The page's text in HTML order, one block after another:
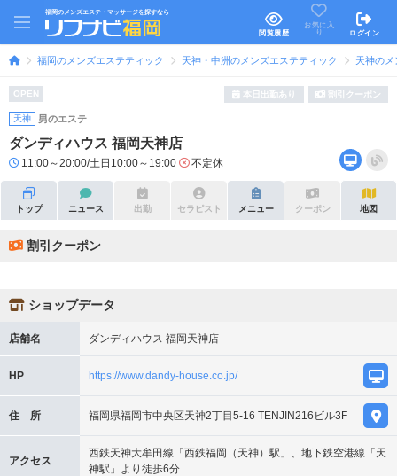
福岡のメンズエステ・マッサージを探すなら
閲覧履歴
お気に入
り
ログイン
福岡のメンズエステティック 天神・中洲のメンズエステティック 天神の
OPEN 本日出勤あり 割引クーポン
天神 男のエステ
ダンディハウス 福岡天神店
11:00～20:00/土日10:00～19:00 不定休
トップ ニュース 出勤 セラピスト メニュー クーポン 地図
割引クーポン
ショップデータ
店舗名 ダンディハウス 福岡天神店
HP https://www.dandy-house.co.jp/
住 所 福岡県福岡市中央区天神2丁目5-16 TENJIN216ビル3F
アクセス
西鉄天神大牟田線「西鉄福岡（天神）駅」、地下鉄空港線「天
神駅」より徒歩6分